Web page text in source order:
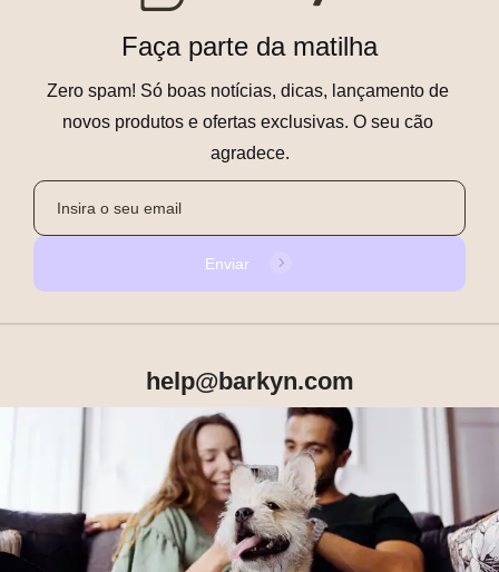
Faça parte da matilha
Zero spam! Só boas notícias, dicas, lançamento de
novos produtos e ofertas exclusivas. O seu cão
agradece.
Enviar
help@barkyn.com